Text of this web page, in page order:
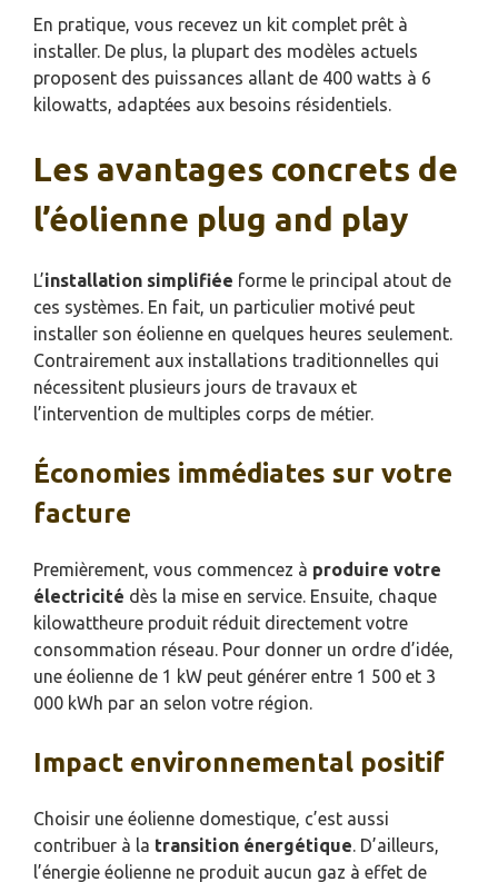
En pratique, vous recevez un kit complet prêt à
installer. De plus, la plupart des modèles actuels
proposent des puissances allant de 400 watts à 6
kilowatts, adaptées aux besoins résidentiels.
Les avantages concrets de
l’éolienne plug and play
L’installation simplifiée forme le principal atout de
ces systèmes. En fait, un particulier motivé peut
installer son éolienne en quelques heures seulement.
Contrairement aux installations traditionnelles qui
nécessitent plusieurs jours de travaux et
l’intervention de multiples corps de métier.
Économies immédiates sur votre
facture
Premièrement, vous commencez à produire votre
électricité dès la mise en service. Ensuite, chaque
kilowattheure produit réduit directement votre
consommation réseau. Pour donner un ordre d’idée,
une éolienne de 1 kW peut générer entre 1 500 et 3
000 kWh par an selon votre région.
Impact environnemental positif
Choisir une éolienne domestique, c’est aussi
contribuer à la transition énergétique. D’ailleurs,
l’énergie éolienne ne produit aucun gaz à effet de